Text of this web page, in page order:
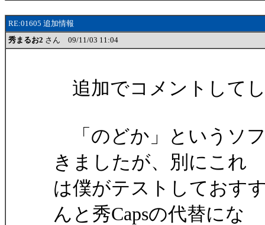
RE:01605 追加情報
秀まるお2 さん 09/11/03 11:04
追加でコメントして
「のどか」というソ
きましたが、別にこれ
は僕がテストしておす
んと秀Capsの代替にな